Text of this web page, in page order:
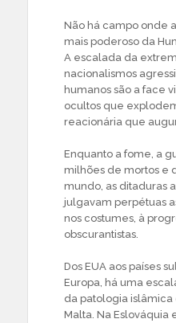
Não há campo onde
mais poderoso da
A escalada da
nacionalismos
humanos são a face
ocultos que
reacionária que
Enquanto a fome, a
milhões de mortos e
mundo, as ditaduras
julgavam perpétuas
nos costumes, à
obscurantistas.
Dos EUA aos países
Europa, há uma
da patologia
Malta. Na Eslováquia